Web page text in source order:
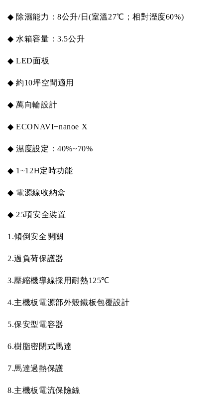
◆ 除濕能力：8公升/日(室溫 27℃；相對溼度60%)
◆ 水箱容量：3.5公升
◆ LED面板
◆ 約10坪空間適用
◆ 萬向輪設計
◆ ECONAVI+nanoe X
◆ 濕度設定：40%~70%
◆ 1~12H定時功能
◆ 電源線收納盒
◆ 25項安全裝置
1.傾倒安全開關
2.過負荷保護器
3.壓縮機導線採用耐熱125℃
4.主機板電源部外殼鐵板包覆設計
5.保安型電容器
6.樹脂密閉式馬達
7.馬達過熱保護
8.主機板電流保險絲